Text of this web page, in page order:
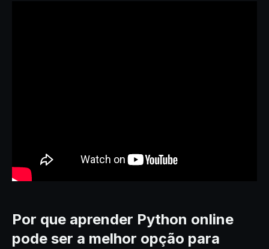
Por que aprender Python online
pode ser a melhor opção para